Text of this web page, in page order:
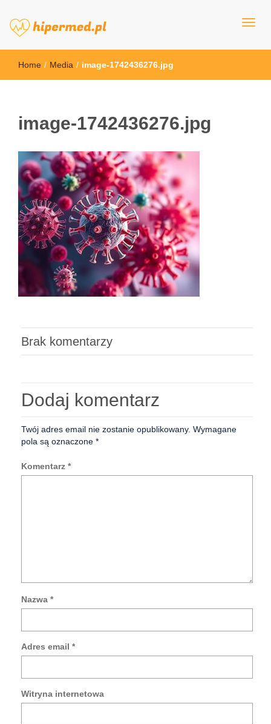
hipermed.pl
Home / Media / image-1742436276.jpg
image-1742436276.jpg
Brak komentarzy
Dodaj komentarz
Twój adres email nie zostanie opublikowany. Wymagane
pola są oznaczone *
Komentarz *
Nazwa *
Adres email *
Witryna internetowa